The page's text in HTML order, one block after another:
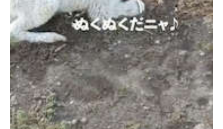
閉じる
PECOアプリをダウンロード済みの方
アプリで開く